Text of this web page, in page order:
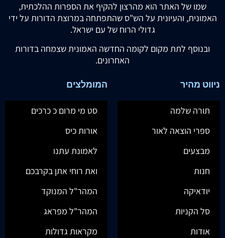
שמו של האתר הוא מהרצון להקיף את הספרות ההלכתית,
האמונית, והעיונית על הש"ס שהתפתחה במרוצת הדורות על ידי
גדולי הרוח של עם ישראל.
ובנוסף לתת מקום לקומה החדשה האמונית שצמחה בדורות
האחרונים.
ניווט מהיר
תורה שלמה
ספרי הוצאה לאור
מבצעים
חנות
יודאיקה
סל הקניות
אודות
המומלצים
סט מי מרום כ כרכים
אורות כיס
לאמונת עתנו
ואת רוחי אתן בקרבכם
המהר"ל המנוקד
המהר"ל מפראג
מקראות גדולות